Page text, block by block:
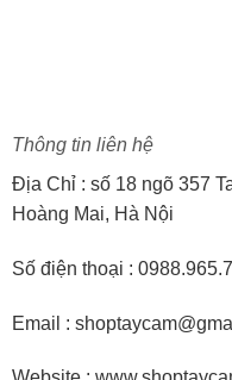
Thông tin liên hệ
Địa Chỉ : số 18 ngõ 357
Hoàng Mai, Hà Nội
Số điện thoại :
Email :